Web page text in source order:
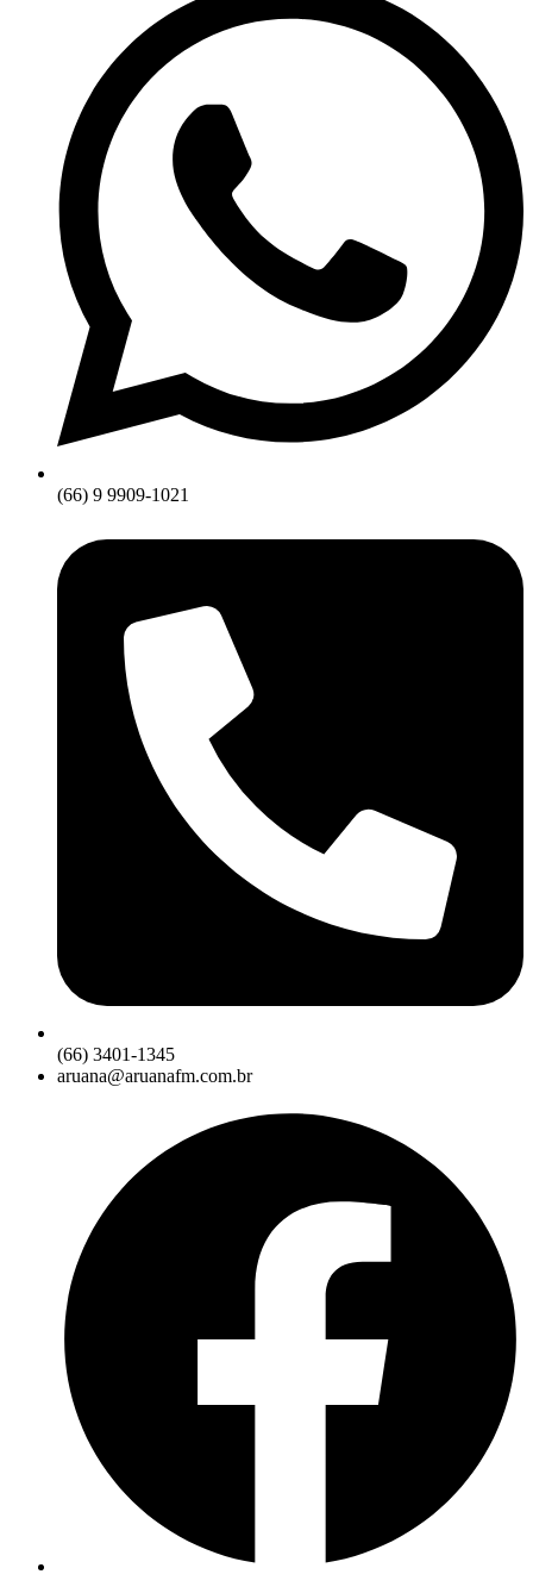
(66) 9 9909-1021
(66) 3401-1345
aruana@aruanafm.com.br